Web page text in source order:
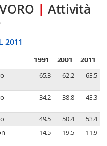
| Attività
2011
1991 2001 2011
65.3 62.2 63.5
34.2 38.8 43.3
49.5 50.4
53.4
14.5 19.5 11.9